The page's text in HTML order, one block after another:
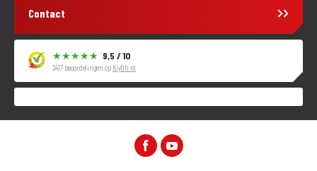
Contact
9,5 / 10
3417 beoordelingen op KiyOh.nl